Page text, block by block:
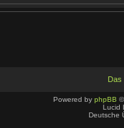
Das
Powered by phpBB
Lucid
Deutsche